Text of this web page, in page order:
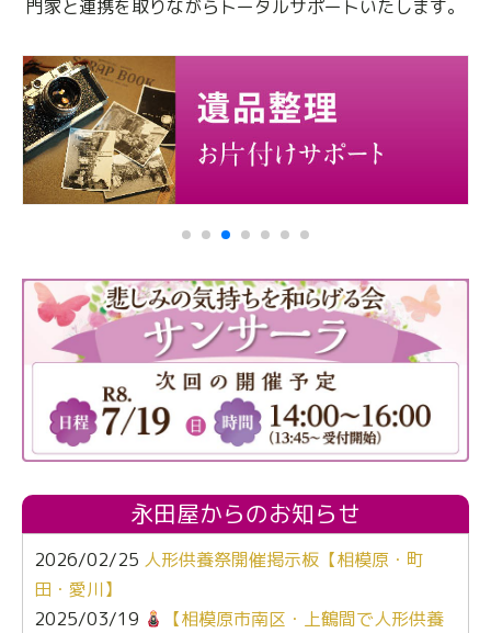
門家と連携を取りながらトータルサポートいたします。
永田屋からのお知らせ
2026/02/25 人形供養祭開催掲示板【相模原・町
田・愛川】
2025/03/19
【相模原市南区・上鶴間で人形供養